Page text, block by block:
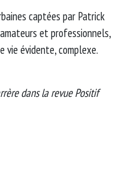
captées par Patrick
et professionnels,
évidente, complexe.
dans la revue Positif